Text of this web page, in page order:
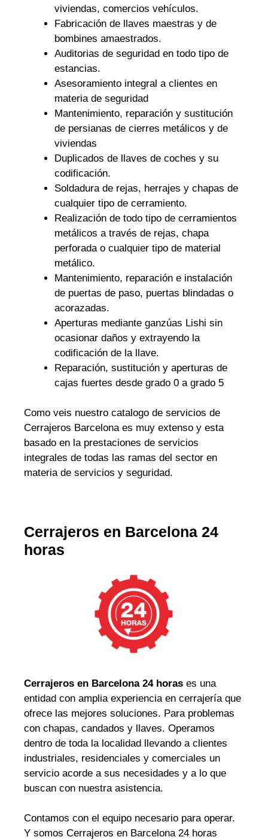
viviendas, comercios vehículos.
Fabricación de llaves maestras y de
bombines amaestrados.
Auditorias de seguridad en todo tipo de
estancias.
Asesoramiento integral a clientes en
materia de seguridad
Mantenimiento, reparación y sustitución
de persianas de cierres metálicos y de
viviendas
Duplicados de llaves de coches y su
codificación.
Soldadura de rejas, herrajes y chapas de
cualquier tipo de cerramiento.
Realización de todo tipo de cerramientos
metálicos a través de rejas, chapa
perforada o cualquier tipo de material
metálico.
Mantenimiento, reparación e instalación
de puertas de paso, puertas blindadas o
acorazadas.
Aperturas mediante ganzúas Lishi sin
ocasionar daños y extrayendo la
codificación de la llave.
Reparación, sustitución y aperturas de
cajas fuertes desde grado 0 a grado 5
Como veis nuestro catalogo de servicios de
Cerrajeros Barcelona es muy extenso y esta
basado en la prestaciones de servicios
integrales de todas las ramas del sector en
materia de servicios y seguridad.
Cerrajeros en Barcelona 24
horas
Cerrajeros en Barcelona 24 horas es una
entidad con amplia experiencia en cerrajería que
ofrece las mejores soluciones. Para problemas
con chapas, candados y llaves. Operamos
dentro de toda la localidad llevando a clientes
industriales, residenciales y comerciales un
servicio acorde a sus necesidades y a lo que
buscan con nuestra asistencia.
Contamos con el equipo necesario para operar.
Y somos Cerrajeros en Barcelona 24 horas